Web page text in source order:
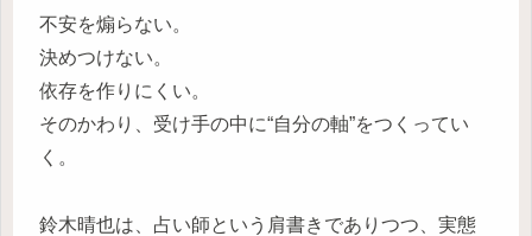
不安を煽らない。
決めつけない。
依存を作りにくい。
そのかわり、受け手の中に“自分の軸”をつくってい
く。
鈴木晴也は、占い師という肩書きでありつつ、実態